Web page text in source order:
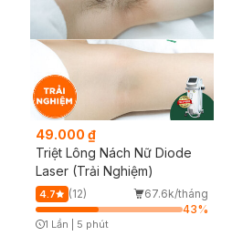
49.000 ₫
Triệt Lông Nách Nữ Diode
Laser (Trải Nghiệm)
4.7 (12)
67.6k/tháng
43%
1 Lần 5 phút